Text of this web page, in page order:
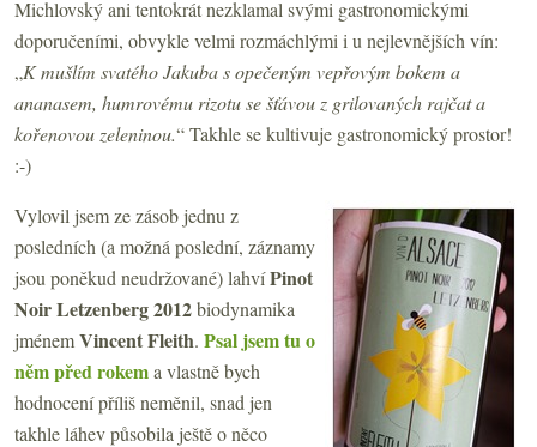
Michlovský ani tentokrát nezklamal svými gastronomickými
doporučeními, obvykle velmi rozmáchlými i u nejlevnějších vín:
„K mušlím svatého Jakuba s opečeným vepřovým bokem a
ananasem, humrovému rizotu se šťávou z grilovaných rajčat a
kořenovou zeleninou.“ Takhle se kultivuje gastronomický prostor!
:-)
Vylovil jsem ze zásob jednu z
posledních (a možná poslední, záznamy
jsou poněkud neudržované) lahvíPinot
Noir Letzenberg 2012biodynamika
jménemVincent Fleith. Psal jsem tu o
něm před rokema vlastně bych
hodnocení příliš neměnil, snad jen
takhle láhev působila ještě o něco